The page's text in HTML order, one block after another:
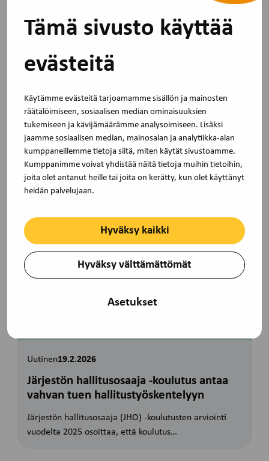
Tämä sivusto käyttää
evästeitä
Käytämme evästeitä tarjoamamme sisällön ja mainosten
räätälöimiseen, sosiaalisen median ominaisuuksien
tukemiseen ja kävijämäärämme analysoimiseen. Lisäksi
jaamme sosiaalisen median, mainosalan ja analytiikka-alan
kumppaneillemme tietoja siitä, miten käytät sivustoamme.
Kumppanimme voivat yhdistää näitä tietoja muihin tietoihin,
joita olet antanut heille tai joita on kerätty, kun olet käyttänyt
heidän palvelujaan.
Hyväksy kaikki
Hyväksy välttämättömät
Asetukset
Uutinen30.4.2026
Akavan ja STTK:n järjestöt sekä TJS
kouluttajina vuonna 2025
Olemme koonneet tilastotietoa TJS-tukea saaneiden
Akavan ja STTK:n jäsenjärjestöjen sekä…
Uutinen19.2.2026
Järjestön hallitusosaaja -koulutus antaa
vahvan tuen hallitustyöskentelyyn
Järjestön hallitusosaaja (JHO) ‑koulutusten arviointi
vuodelta 2025 osoittaa, että koulutus…